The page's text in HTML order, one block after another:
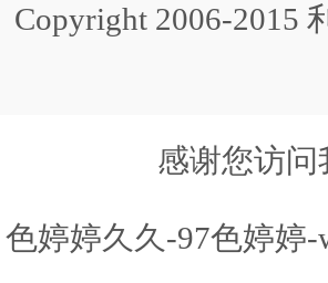
Copyright 2006-2015
感谢您访
色婷婷久久-97色婷婷